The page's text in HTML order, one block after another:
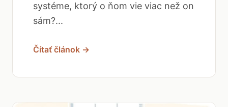
systéme, ktorý o ňom vie viac než on
sám?...
Čítať článok →